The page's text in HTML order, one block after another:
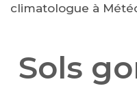
climatologue à
Sols